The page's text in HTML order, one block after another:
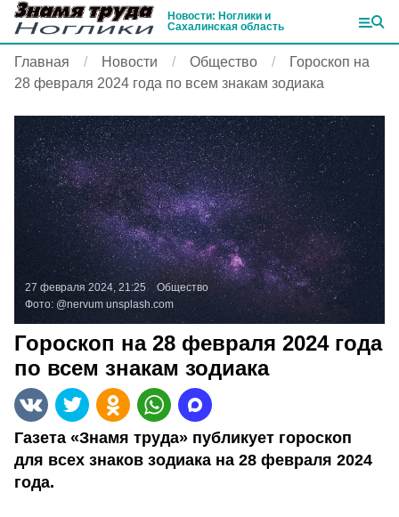
Новости: Ноглики и
Сахалинская область
Главная Новости Общество
Гороскоп на
28 февраля 2024 года по всем знакам зодиака
27 февраля 2024, 21:25
Общество
Фото: @nervum unsplash.com
Гороскоп на 28 февраля 2024 года
по всем знакам зодиака
Газета «Знамя труда» публикует гороскоп
для всех знаков зодиака на 28 февраля 2024
года.